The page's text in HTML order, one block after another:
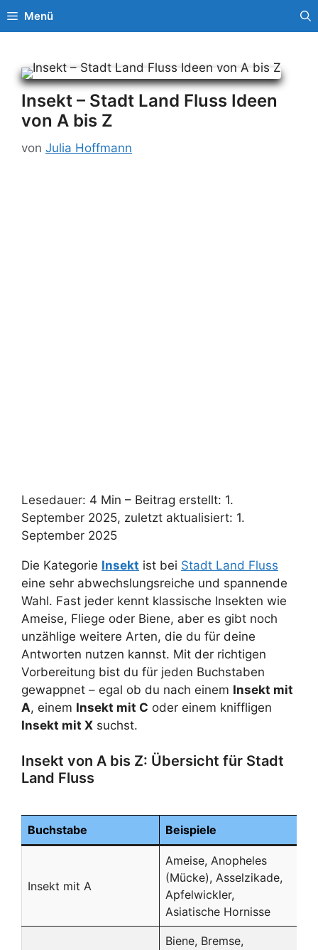
Menü
Insekt – Stadt Land Fluss Ideen
von A bis Z
von Julia Hoffmann
Lesedauer: 4 Min – Beitrag erstellt: 1.
September 2025, zuletzt aktualisiert: 1.
September 2025
Die Kategorie Insekt ist bei Stadt Land Fluss
eine sehr abwechslungsreiche und spannende
Wahl. Fast jeder kennt klassische Insekten wie
Ameise, Fliege oder Biene, aber es gibt noch
unzählige weitere Arten, die du für deine
Antworten nutzen kannst. Mit der richtigen
Vorbereitung bist du für jeden Buchstaben
gewappnet – egal ob du nach einem Insekt mit
A, einem Insekt mit C oder einem kniffligen
Insekt mit X suchst.
Insekt von A bis Z: Übersicht für Stadt
Land Fluss
Buchstabe Beispiele
Insekt mit A
Ameise, Anopheles
(Mücke), Asselzikade,
Apfelwickler,
Asiatische Hornisse
Biene, Bremse,